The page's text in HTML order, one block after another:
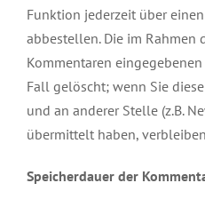
Funktion jederzeit über
abbestellen. Die im Rahmen
Kommentaren
Fall gelöscht; wenn Sie
und an anderer Stelle (z.B.
übermittelt haben,
Speicherdauer der